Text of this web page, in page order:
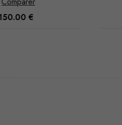
400.00